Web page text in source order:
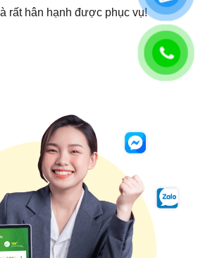
rất hân hạnh được phục vụ!